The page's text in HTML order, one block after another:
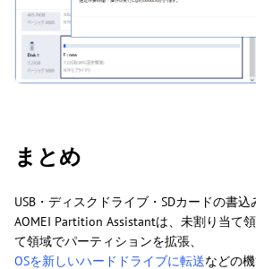
まとめ
USB・ディスクドライブ・SDカードの書込
AOMEI Partition Assistantは、未割り当て
て領域でパーティションを拡張、
OSを新しいハードドライブに転送などの